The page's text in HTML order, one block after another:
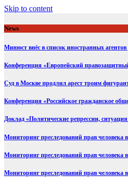
Skip to content
News
Минюст внёс в список иностранных
Конференция «Европейский
Суд в Москве продлил арест троим
Конференция «Российское гражданское
Доклад «Политические репрессии,
Мониторинг преследований прав человека
Мониторинг преследований прав человека
Мониторинг преследований прав человека